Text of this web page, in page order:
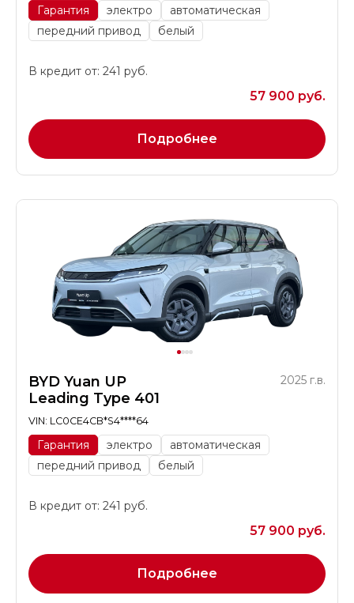
Гарантия электро
автоматическая
передний привод
белый
В кредит от: 241 руб.
57 900 руб.
Подробнее
BYD Yuan UP
Leading Type 401
2025 г.в.
VIN: LC0CE4CB*S4****64
Гарантия электро
автоматическая
передний привод
белый
В кредит от: 241 руб.
57 900 руб.
Подробнее